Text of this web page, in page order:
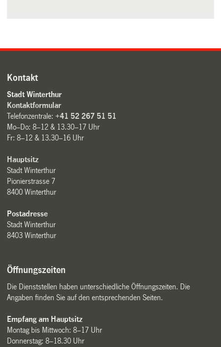
Kontakt
Stadt Winterthur
Kontaktformular
Telefonzentrale:+41 52 267 51 51
Mo–Do: 8–12 & 13.30–17 Uhr
Fr: 8–12 & 13.30–16 Uhr
Hauptsitz
Stadt Winterthur
Pionierstrasse 7
8400 Winterthur
Postadresse
Stadt Winterthur
8403 Winterthur
Öffnungszeiten
Die Dienststellen haben unterschiedliche Öffnungszeiten. Die
Angaben finden Sie auf den entsprechenden Seiten.
Empfang am Hauptsitz
Montag bis Mittwoch: 8–17 Uhr
Donnerstag: 8–18.30 Uhr